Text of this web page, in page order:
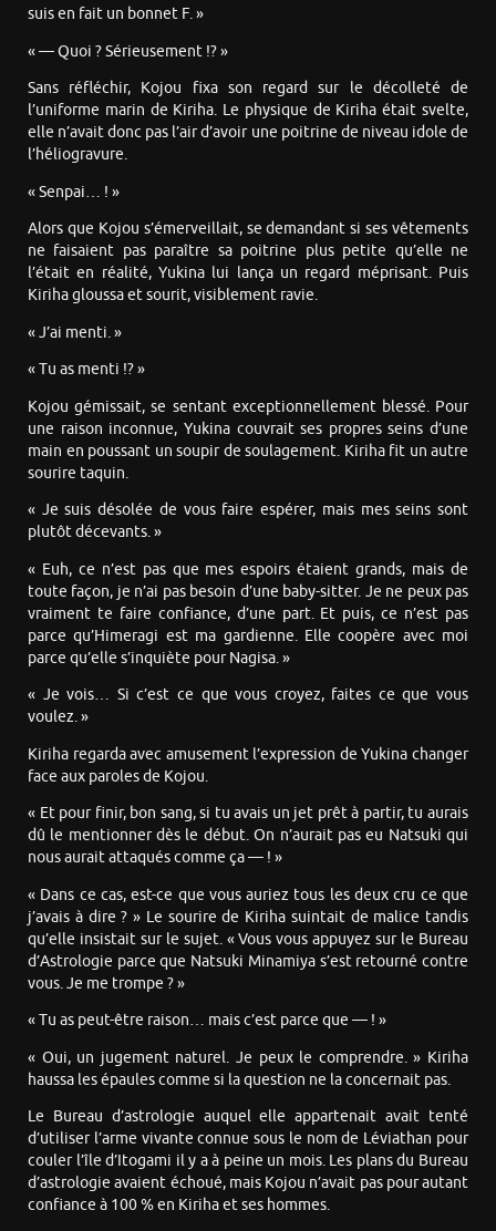
suis en fait un bonnet F. »
« — Quoi ? Sérieusement !? »
Sans réfléchir, Kojou fixa son regard sur le décolleté de
l’uniforme marin de Kiriha. Le physique de Kiriha était svelte,
elle n’avait donc pas l’air d’avoir une poitrine de niveau idole de
l’héliogravure.
« Senpai… ! »
Alors que Kojou s’émerveillait, se demandant si ses vêtements
ne faisaient pas paraître sa poitrine plus petite qu’elle ne
l’était en réalité, Yukina lui lança un regard méprisant. Puis
Kiriha gloussa et sourit, visiblement ravie.
« J’ai menti. »
« Tu as menti !? »
Kojou gémissait, se sentant exceptionnellement blessé. Pour
une raison inconnue, Yukina couvrait ses propres seins d’une
main en poussant un soupir de soulagement. Kiriha fit un autre
sourire taquin.
« Je suis désolée de vous faire espérer, mais mes seins sont
plutôt décevants. »
« Euh, ce n’est pas que mes espoirs étaient grands, mais de
toute façon, je n’ai pas besoin d’une baby-sitter. Je ne peux pas
vraiment te faire confiance, d’une part. Et puis, ce n’est pas
parce qu’Himeragi est ma gardienne. Elle coopère avec moi
parce qu’elle s’inquiète pour Nagisa. »
« Je vois… Si c’est ce que vous croyez, faites ce que vous
voulez. »
Kiriha regarda avec amusement l’expression de Yukina changer
face aux paroles de Kojou.
« Et pour finir, bon sang, si tu avais un jet prêt à partir, tu aurais
dû le mentionner dès le début. On n’aurait pas eu Natsuki qui
nous aurait attaqués comme ça — ! »
« Dans ce cas, est-ce que vous auriez tous les deux cru ce que
j’avais à dire ? » Le sourire de Kiriha suintait de malice tandis
qu’elle insistait sur le sujet. « Vous vous appuyez sur le Bureau
d’Astrologie parce que Natsuki Minamiya s’est retourné contre
vous. Je me trompe ? »
« Tu as peut-être raison… mais c’est parce que — ! »
« Oui, un jugement naturel. Je peux le comprendre. » Kiriha
haussa les épaules comme si la question ne la concernait pas.
Le Bureau d’astrologie auquel elle appartenait avait tenté
d’utiliser l’arme vivante connue sous le nom de Léviathan pour
couler l’île d’Itogami il y a à peine un mois. Les plans du Bureau
d’astrologie avaient échoué, mais Kojou n’avait pas pour autant
confiance à 100 % en Kiriha et ses hommes.